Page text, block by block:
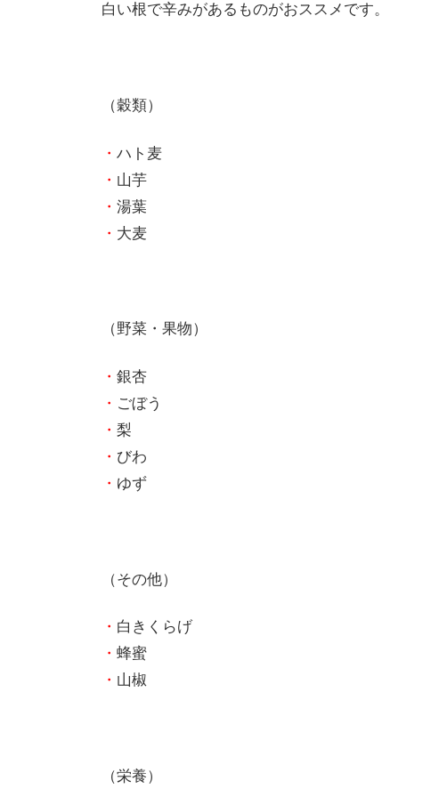
白い根で辛みがあるものがおススメです。
（穀類）
・ ハト麦
・ 山芋
・ 湯葉
・ 大麦
（野菜・果物）
・ 銀杏
・ ごぼう
・ 梨
・ びわ
・ ゆず
（その他）
・ 白きくらげ
・ 蜂蜜
・ 山椒
（栄養）